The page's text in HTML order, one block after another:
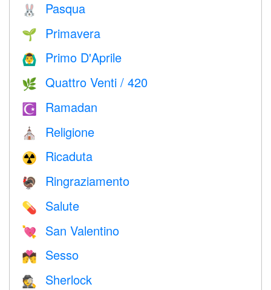
🐰 Pasqua
🌱 Primavera
🙆‍♂️ Primo D'Aprile
🌿 Quattro Venti / 420
☪️ Ramadan
⛪️ Religione
☢️ Ricaduta
🦃 Ringraziamento
💊 Salute
💘 San Valentino
💏 Sesso
🕵️ Sherlock